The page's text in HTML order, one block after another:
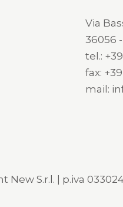
Via
36056
tel.:
fax:
mail:
S.r.l. | p.iva